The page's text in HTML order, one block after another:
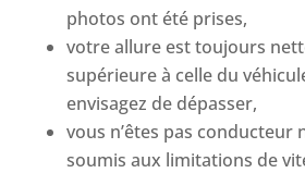
photos ont été prises,
votre allure est toujours
supérieure à celle du
envisagez de dépasser,
vous n’êtes pas conducteur
soumis aux limitations de